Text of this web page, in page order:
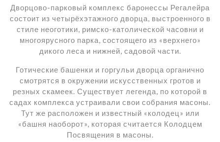
Дворцово-парковый комплекс баронессы Регалейра
состоит из четырёхэтажного дворца, выстроенного в
стиле неоготики, римско-католической часовни и
многоярусного парка, состоящего из «верхнего»
дикого леса и нижней, садовой части.
Готические башенки и горгульи дворца органично
смотрятся в окружении искусственных гротов и
резных скамеек. Существует легенда, по которой в
садах комплекса устраивали свои собрания масоны.
Тут же расположен и известный «колодец» или
«башня наоборот», которая считается Колодцем
Посвящения в масоны.